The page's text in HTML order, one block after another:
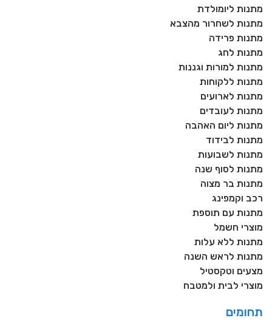
מתנות ליומולדת
מתנות לשחרור מהצבא
מתנות פרידה
מתנות לחג
מתנות למורות וגננות
מתנות ללקוחות
מתנות לארועים
מתנות לעובדים
מתנות ליום האהבה
מתנות לבידוד
מתנות לשבועות
מתנות לסוף שנה
מתנות בר מצוה
רכב וקמפינג
מתנות עם תוספת
מוצרי חשמל
מתנות ללא עלות
מתנות לראש השנה
מצעים וטקסטיל
מוצרי לבית ולמטבח
תחומים